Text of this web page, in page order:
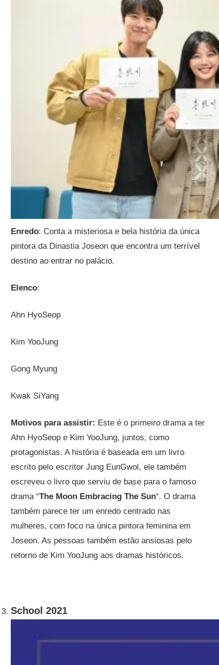
Enredo: Conta a misteriosa e bela história da única
pintora da Dinastia Joseon que encontra um terrível
destino ao entrar no palácio.
Elenco:
Ahn HyoSeop
Kim YooJung
Gong Myung
Kwak SiYang
Motivos para assistir: Este é o primeiro drama a ter
Ahn HyoSeop e Kim YooJung, juntos, como
protagonistas. A história é baseada em um livro
escrito pelo escritor Jung EunGwol, ele também
escreveu o livro que serviu de base para o famoso
drama “The Moon Embracing The Sun“. O drama
também parece ter um enredo centrado nas
mulheres, com foco na única pintora feminina em
Joseon. As pessoas também estão ansiosas pelo
retorno de Kim YooJung aos dramas históricos.
School 2021